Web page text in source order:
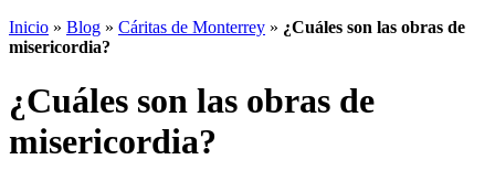
Inicio » Blog » Cáritas de Monterrey » ¿Cuáles son las obras de
misericordia?
¿Cuáles son las obras de
misericordia?